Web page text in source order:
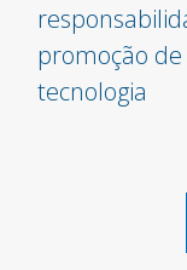
promoção
tecnologia